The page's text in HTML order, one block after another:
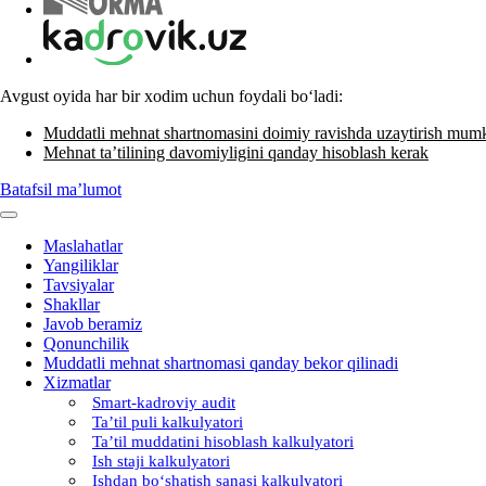
Avgust oyida har bir хodim uchun foydali boʻladi:
Muddatli mehnat shartnomasini doimiy ravishda uzaytirish
Mehnat ta’tilining davomiyligini qanday hisoblash kerak
Batafsil ma’lumot
Maslahatlar
Yangiliklar
Tavsiyalar
Shakllar
Javob beramiz
Qonunchilik
Muddatli mehnat shartnomasi qanday bekor qilinadi
Xizmatlar
Smart-kadroviy audit
Ta’til puli kalkulyatori
Ta’til muddatini hisoblash kalkulyatori
Ish staji kalkulyatori
Ishdan boʻshatish sanasi kalkulyatori